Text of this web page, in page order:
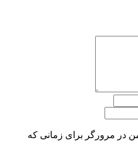
در مرورگر برای زمانی که